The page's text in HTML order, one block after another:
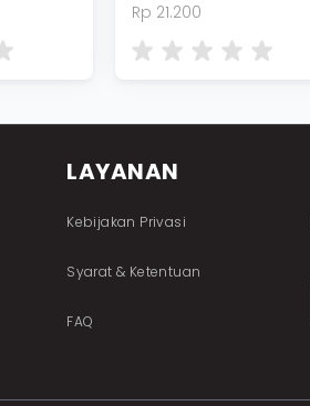
Rp 21.200
LAYANAN
Kebijakan Privasi
Syarat & Ketentuan
FAQ